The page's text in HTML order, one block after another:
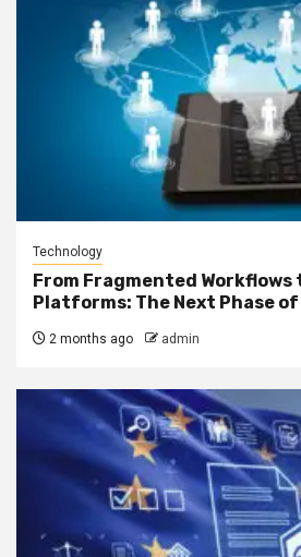
Technology
From Fragmented Workflows
Platforms: The Next Phase
2 months ago admin